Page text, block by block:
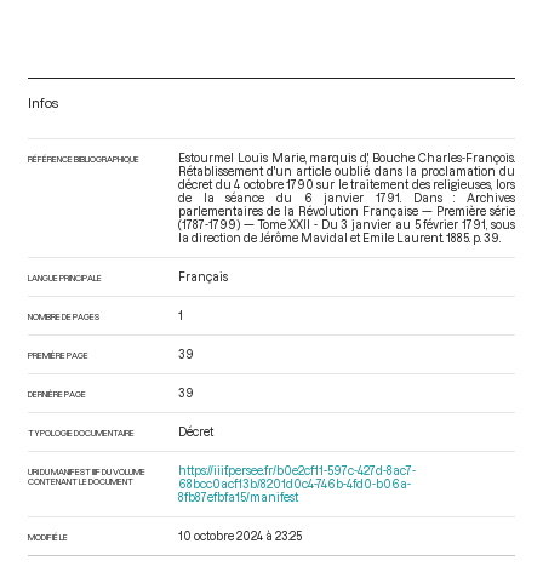
Infos
RÉFÉRENCE BIBLIOGRAPHIQUE
Estourmel Louis Marie, marquis d', Bouche Charles-François.
Rétablissement d'un article oublié dans la proclamation du
décret du 4 octobre 1790 sur le traitement des religieuses, lors
de la séance du 6 janvier 1791. Dans : Archives
parlementaires de la Révolution Française — Première série
(1787-1799) — Tome XXII - Du 3 janvier au 5 février 1791 , sous
la direction de Jérôme Mavidal et Emile Laurent. 1885. p. 39.
LANGUE PRINCIPALE Français
NOMBRE DE PAGES 1
PREMIÈRE PAGE 39
DERNIÈRE PAGE 39
TYPOLOGIE DOCUMENTAIRE Décret
URI DU MANIFEST IIIF DU VOLUME
CONTENANT LE DOCUMENT
https://iiif.persee.fr/b0e2cf11-597c-427d-8ac7-
68bcc0acf13b/8201d0c4-746b-4fd0-b06a-
8fb87efbfa15/manifest
MODIFIÉ LE 10 octobre 2024 à 23:25